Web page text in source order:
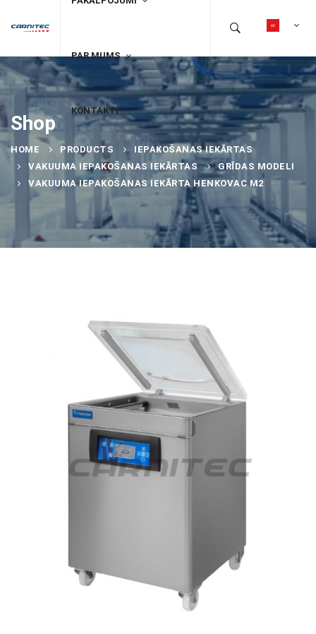
PAR MUMS
KONTAKTI
Shop
HOME PRODUCTS
IEPAKOŠANAS IEKĀRTAS
VAKUUMA IEPAKOŠANAS IEKĀRTAS
GRĪDAS MODELI
VAKUUMA IEPAKOŠANAS IEKĀRTA HENKOVAC M2